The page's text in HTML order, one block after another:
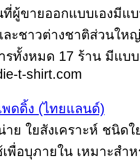
ผู้ขายออกแบบเองมี
ละชาวต่างชาติส่วนใ
รทั้งหมด 17 ร้าน มีแบ
t-shirt.com
พดดิ้ง (ไทยแลนด์)
ย ใยสังเคราะห์ ชนิด
เพื่อบุภายใน เหมาะสำ